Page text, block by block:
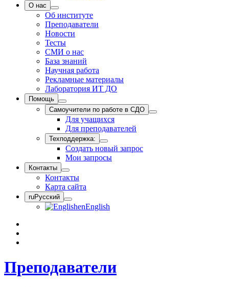
О нас
Об институте
Преподаватели
Новости
Тесты
СМИ о нас
База знаний
Научная работа
Рекламные материалы
Лаборатория ИТ ДО
Помощь
Самоучители по работе в СДО
Для учащихся
Для преподавателей
Техподдержка:
Создать новый запрос
Мои запросы
Контакты
Контакты
Карта сайта
ruРусский
enEnglish
Преподаватели